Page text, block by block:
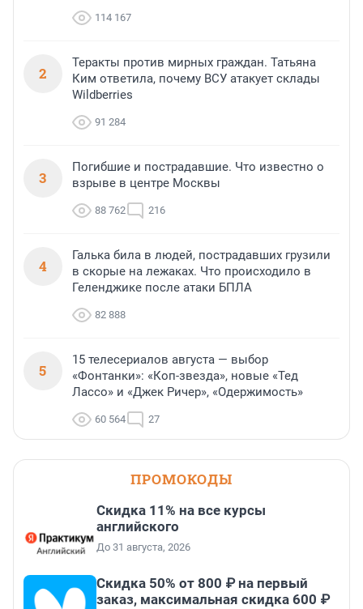
114 167
2
Теракты против мирных граждан. Татьяна
Ким ответила, почему ВСУ атакует склады
Wildberries
91 284
3
Погибшие и пострадавшие. Что известно о
взрыве в центре Москвы
88 762 216
4
Галька била в людей, пострадавших грузили
в скорые на лежаках. Что происходило в
Геленджике после атаки БПЛА
82 888
5
15 телесериалов августа — выбор
«Фонтанки»: «Коп-звезда», новые «Тед
Лассо» и «Джек Ричер», «Одержимость»
60 564 27
ПРОМОКОДЫ
Скидка 11% на все курсы
английского
До 31 августа, 2026
Скидка 50% от 800 ₽ на первый
заказ, максимальная скидка 600 ₽